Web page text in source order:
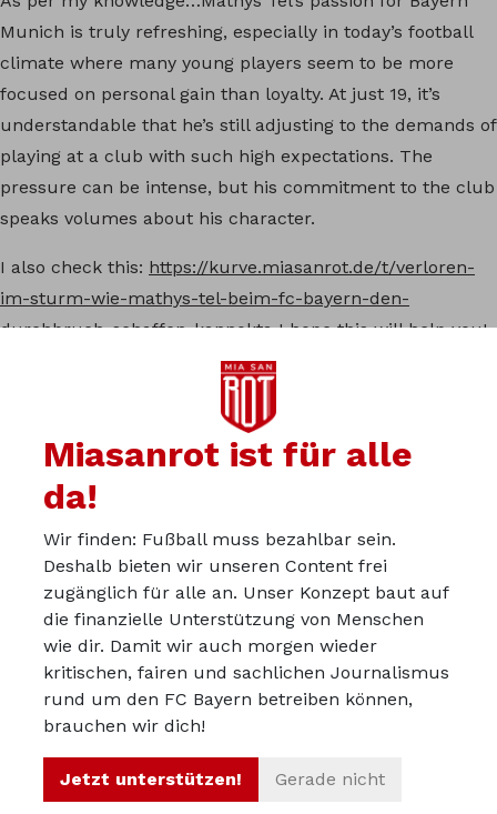
Munich is truly refreshing, especially in today’s football
climate where many young players seem to be more
focused on personal gain than loyalty. At just 19, it’s
understandable that he’s still adjusting to the demands of
playing at a club with such high expectations. The
pressure can be intense, but his commitment to the club
speaks volumes about his character.
I also check this: https://kurve.miasanrot.de/t/verloren-
im-sturm-wie-mathys-tel-beim-fc-bayern-den-
durchbruch-schaffen-kannoktaI hope this will help you!
Respected community member!
Du kannst in der Miasanrot-
Kurve mitdiskutieren:
kurve.miasanrot.de
Werbepartner werden
Datenschutz
Miasanrot ist für alle
da!
Wir finden: Fußball muss bezahlbar sein.
Deshalb bieten wir unseren Content frei
zugänglich für alle an. Unser Konzept baut auf
die finanzielle Unterstützung von Menschen
wie dir. Damit wir auch morgen wieder
kritischen, fairen und sachlichen Journalismus
rund um den FC Bayern betreiben können,
brauchen wir dich!
Jetzt unterstützen! Gerade nicht